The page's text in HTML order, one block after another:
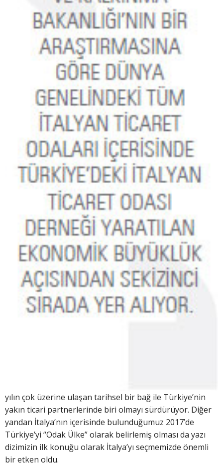
yılın çok üzerine ulaşan tarihsel bir bağ ile Türkiye’nin
yakın ticari partnerlerinde biri olmayı sürdürüyor. Diğer
yandan İtalya’nın içerisinde bulunduğumuz 2017’de
Türkiye’yi “Odak Ülke” olarak belirlemiş olması da yazı
dizimizin ilk konuğu olarak İtalya’yı seçmemizde önemli
bir etken oldu.